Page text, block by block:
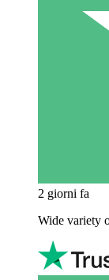
2 giorni fa
Wide variety